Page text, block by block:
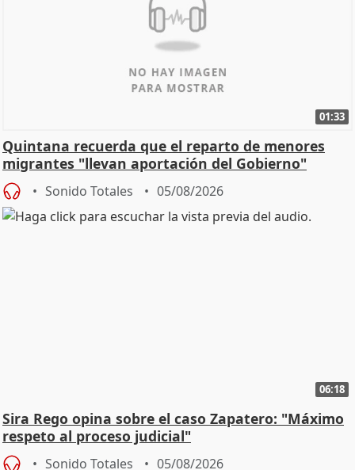
01:33
Quintana recuerda que el reparto de menores
migrantes "llevan aportación del Gobierno"
central
Sonido Totales 05/08/2026
06:18
Sira Rego opina sobre el caso Zapatero: "Máximo
respeto al proceso judicial"
Sonido Totales 05/08/2026